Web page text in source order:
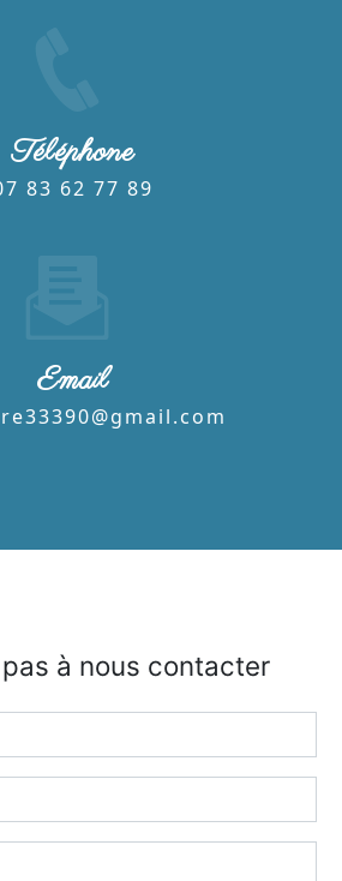
Téléphone
07 83 62 77 89
Email
à nous contacter